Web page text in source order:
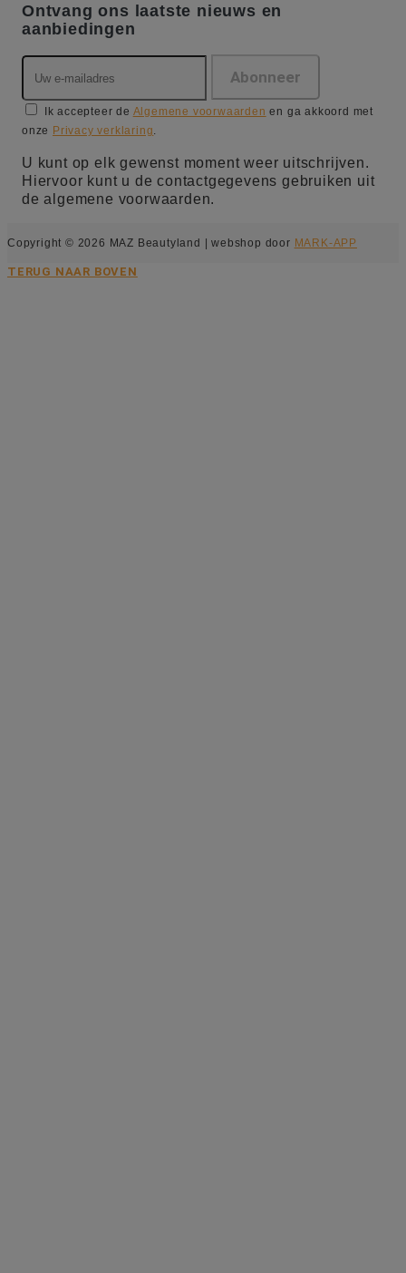
Ontvang ons laatste nieuws en
aanbiedingen
Ik accepteer de Algemene voorwaarden en ga akkoord met
onze Privacy verklaring.
U kunt op elk gewenst moment weer uitschrijven.
Hiervoor kunt u de contactgegevens gebruiken uit
de algemene voorwaarden.
Copyright © 2026 MAZ Beautyland | webshop door MARK-APP
TERUG NAAR BOVEN